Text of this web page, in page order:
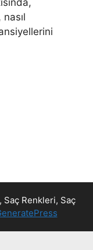
Renkleri, Saç